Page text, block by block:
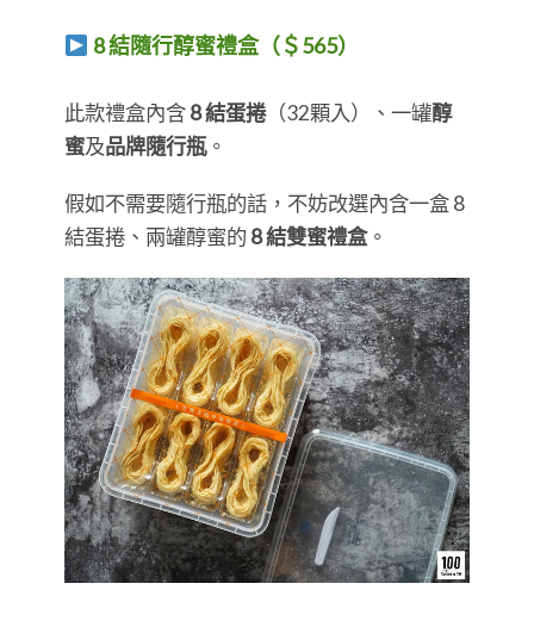
8 結隨行醇蜜禮盒（＄565）
​​​​​​​此款禮盒內含8 結蛋捲（32顆入）、一罐醇
蜜及品牌隨行瓶。
假如不需要隨行瓶的話，不妨改選內含一盒 8
結蛋捲、兩罐醇蜜的 8 結雙蜜禮盒。